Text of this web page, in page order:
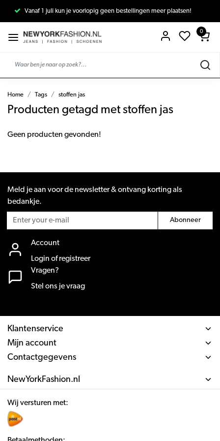
Vanaf 1 juli kun je voorlopig geen bestellingen meer plaatsen!
0
Home Tags stoffen jas
Producten getagd met stoffen jas
Geen producten gevonden!
Meld je aan voor de newsletter & ontvang korting als
bedankje.
Abonneer
Account
Login of registreer
Vragen?
Stel ons je vraag
Klantenservice
Mijn account
Contactgegevens
NewYorkFashion.nl
Wij versturen met: